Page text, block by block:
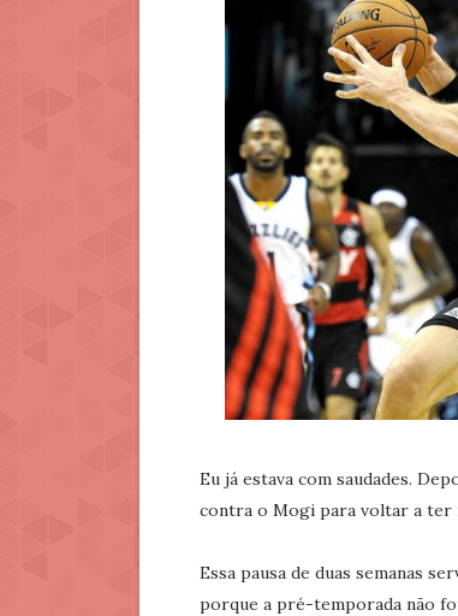
Eu já estava com saudades.
contra o Mogi para voltar a ter
Essa pausa de duas semanas
porque a pré-temporada não